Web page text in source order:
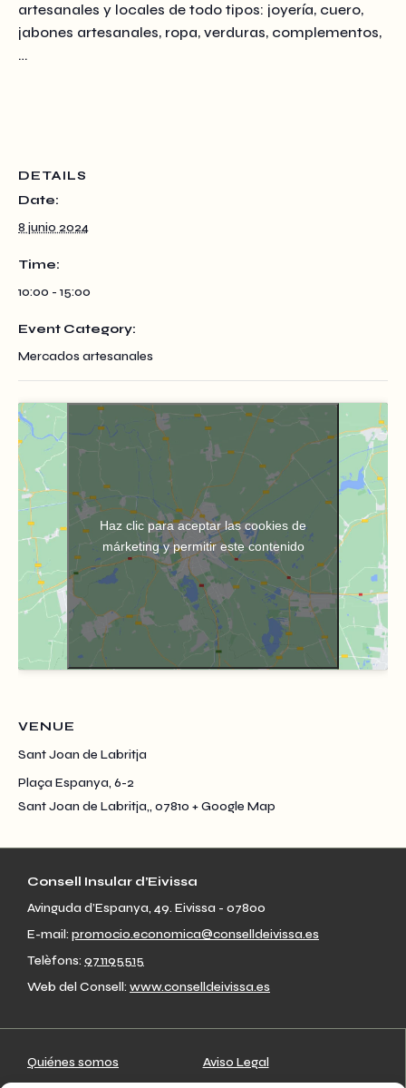
artesanales y locales de todo tipos: joyería, cuero,
jabones artesanales, ropa, verduras, complementos,
…
DETAILS
Date:
8 junio 2024
Time:
10:00 - 15:00
Event Category:
Mercados artesanales
VENUE
Sant Joan de Labritja
Plaça Espanya, 6-2
Sant Joan de Labritja,, 07810 + Google Map
Haz clic para aceptar las cookies de
márketing y permitir este contenido
Consell Insular d’Eivissa
Avinguda d’Espanya, 49. Eivissa - 07800
E-mail: promocio.economica@conselldeivissa.es
Telèfons: 971195515
Web del Consell: www.conselldeivissa.es
Quiénes somos
Aviso Legal